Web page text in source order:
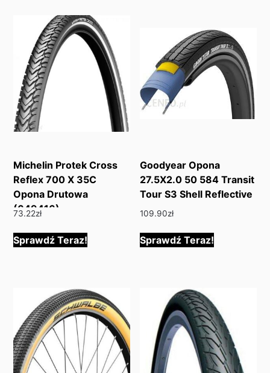
Michelin Protek Cross
Reflex 700 X 35C
Opona Drutowa
(649416)
73.22zł
Sprawdź Teraz!
Goodyear Opona
27.5X2.0 50 584 Transit
Tour S3 Shell Reflective
109.90zł
Sprawdź Teraz!